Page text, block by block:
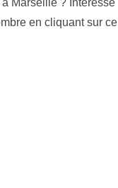
à Marseille ? Intéressé
en cliquant sur ce